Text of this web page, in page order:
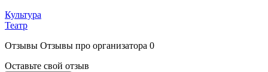
Культура
Театр
Отзывы Отзывы про организатора 0
Оставьте свой отзыв